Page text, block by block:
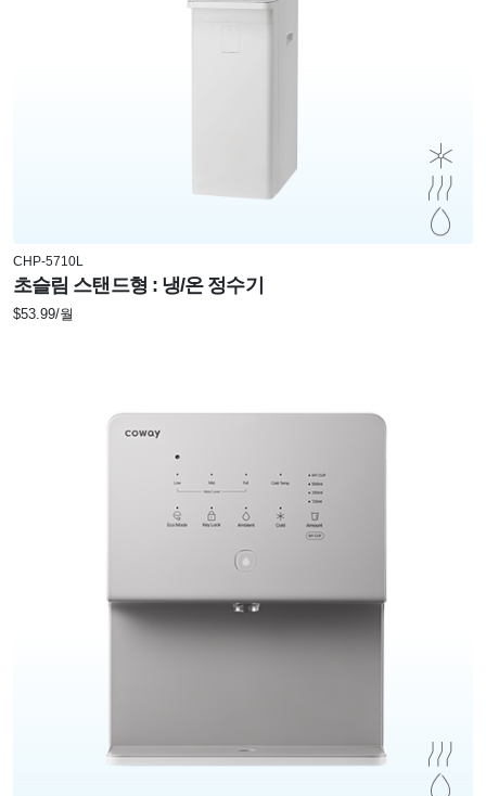
CHP-5710L
초슬림 스탠드형 : 냉/온 정수기
$53.99/월